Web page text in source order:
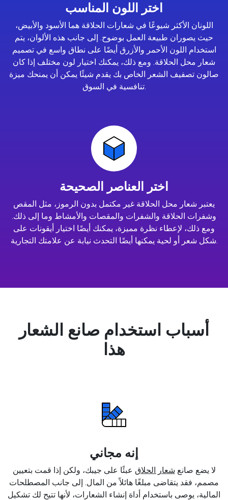
اختر اللون المناسب
اللونان الأكثر شيوعًا في شعارات الحلاقة هما الأسود والأبيض،
حيث يصوران طبيعة العمل بوضوح. إلى جانب هذه الألوان، يتم
استخدام اللون الأحمر والأزرق أيضًا على نطاق واسع في تصميم
شعار محل الحلاقة. ومع ذلك، يمكنك اختيار لون مختلف إذا كان
صالون تصفيف الشعر الخاص بك يقدم شيئًا يمكن أن يمنحك ميزة
تنافسية في السوق.
اختر العناصر الصحيحة
يعتبر شعار محل الحلاقة غير مكتمل بدون الرموز، مثل المقص
وشفرات الحلاقة والشفرات والمقصات والأمشاط وما إلى ذلك.
ومع ذلك، لإعطاء نظرة مميزة، يمكنك أيضًا اختيار أيقونات على
شكل شعر أو لحية يمكنها أيضًا التحدث نيابة عن علامتك التجارية.
أسباب استخدام صانع الشعار
هذا
إنه مجاني
لا يضع صانع شعار الحلاق عبئًا على جيبك، ولكن إذا قمت بتعيين
مصمم، فقد يتقاضى مبلغًا هائلاً من المال. إلى جانب المصطلحات
المالية، يوصى باستخدام أداة إنشاء الشعارات، لأنها تتيح لك تشكيل